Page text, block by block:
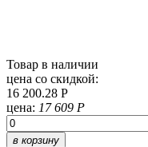
Товар в наличии
цена со скидкой:
16 200.28 Р
цена: 17 609 Р
в корзину